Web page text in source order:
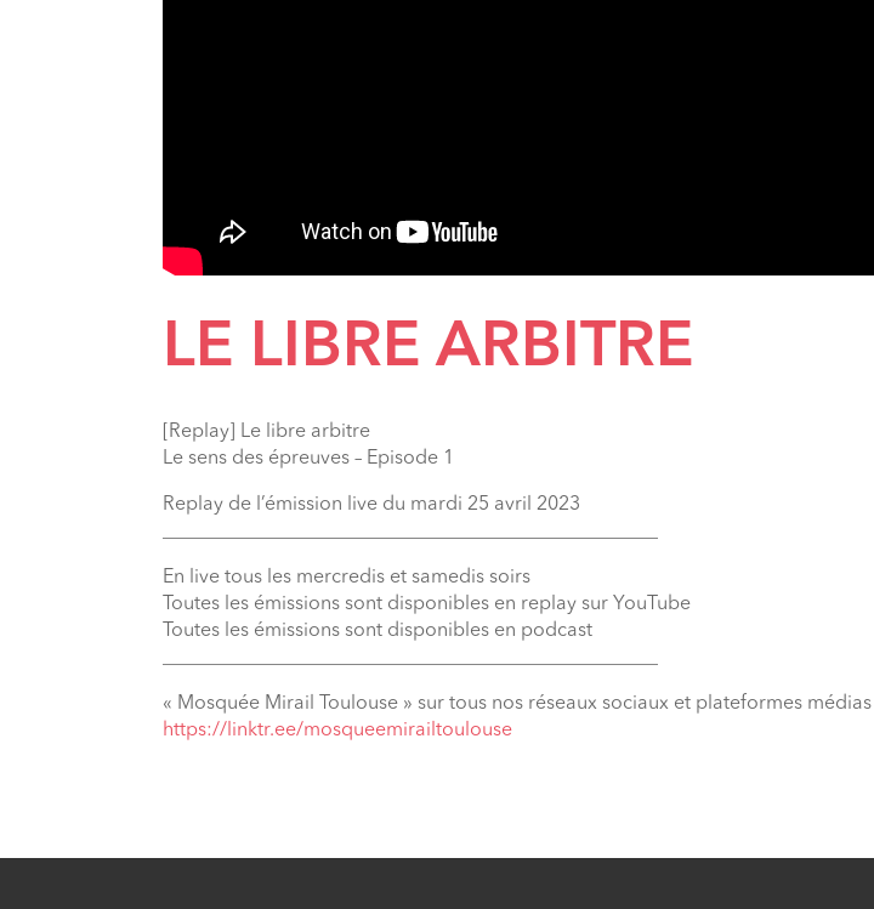
LE LIBRE ARBITRE
[Replay] Le libre arbitre
Le sens des épreuves – Episode 1
Replay de l’émission live du mardi 25 avril 2023
En live tous les mercredis et samedis soirs
Toutes les émissions sont disponibles en replay sur YouTube
Toutes les émissions sont disponibles en podcast
« Mosquée Mirail Toulouse » sur tous nos réseaux sociaux et plateformes médias
https://linktr.ee/mosqueemirailtoulouse